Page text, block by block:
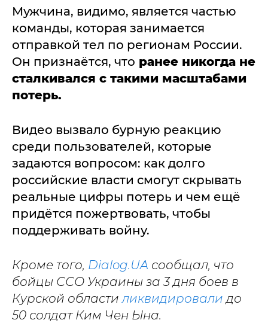
Мужчина, видимо, является частью
команды, которая занимается
отправкой тел по регионам России.
Он признаётся, что ранее никогда не
сталкивался с такими масштабами
потерь.
Видео вызвало бурную реакцию
среди пользователей, которые
задаются вопросом: как долго
российские власти смогут скрывать
реальные цифры потерь и чем ещё
придётся пожертвовать, чтобы
поддерживать войну.
Кроме того, Dialog.UA сообщал, что
бойцы ССО Украины за 3 дня боев в
Курской областиликвидировали до
50 солдат Ким Чен Ына.